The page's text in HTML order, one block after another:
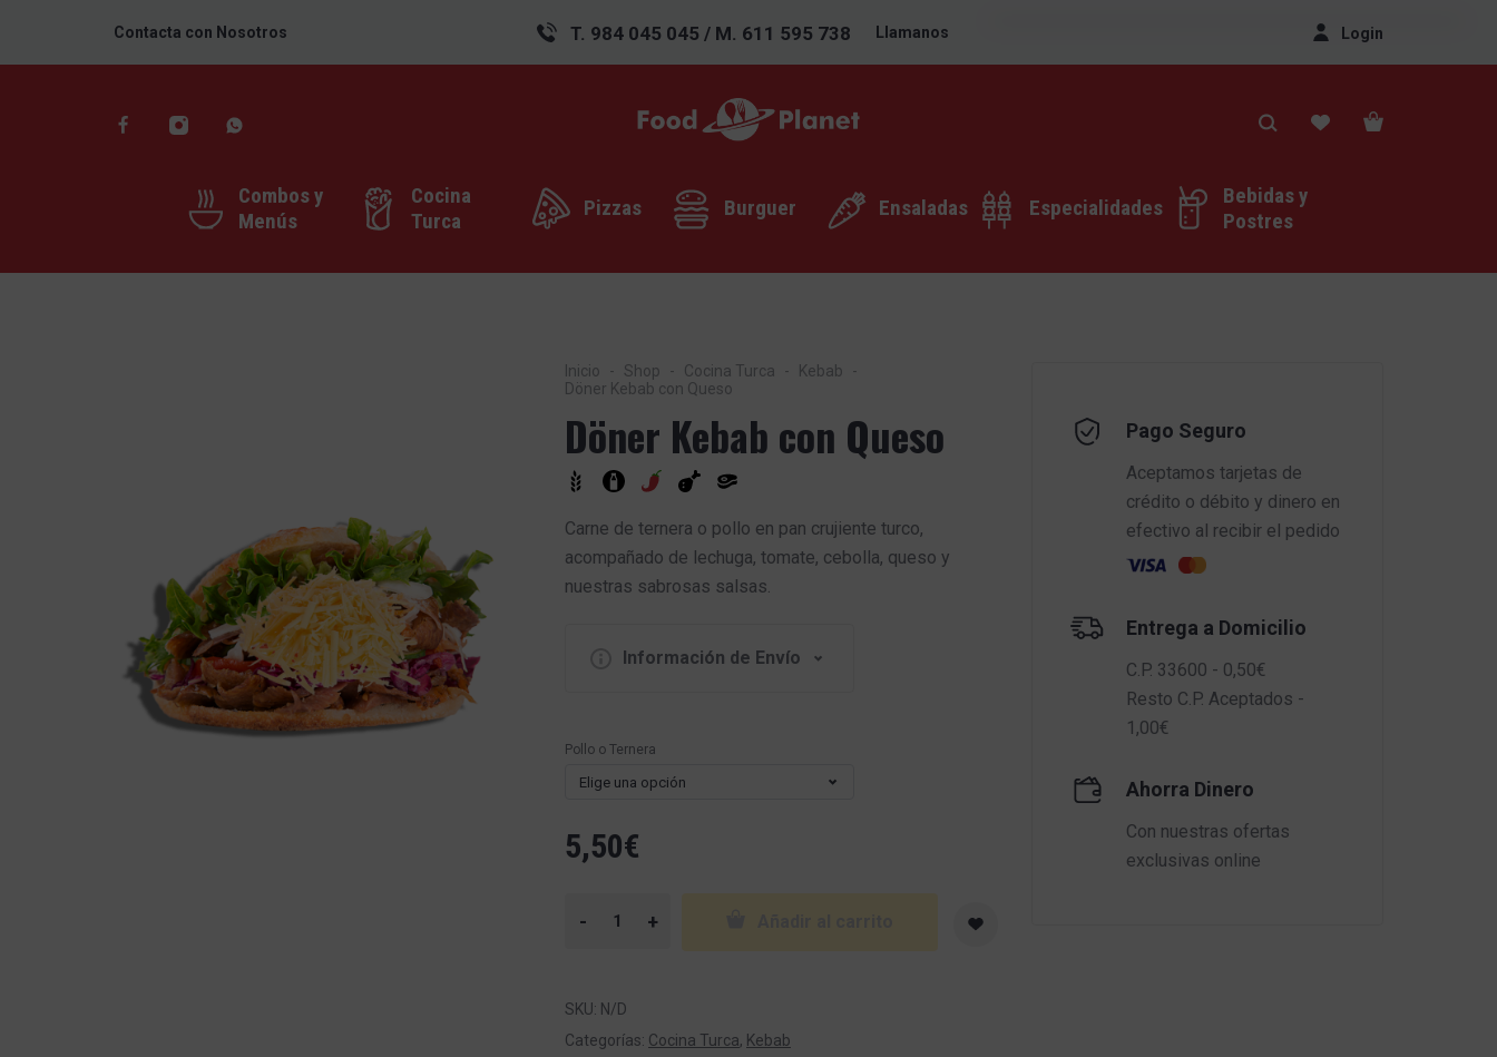
Contacta con Nosotros T. 984 045 045 / M. 611 595 738 Llamanos Login
Combos y
Menús
Cocina
Turca
Pizzas Burguer Ensaladas Especialidades
Bebidas y
Postres
Inicio Shop Cocina Turca
Kebab
Döner Kebab con Queso
Döner Kebab con Queso
Carne de ternera o pollo en pan crujiente turco,
acompañado de lechuga, tomate, cebolla, queso y
nuestras sabrosas salsas.
Información de Envío
Pollo o Ternera
Elige una opción
5,50€
- +
SKU: N/D
Categorías: Cocina Turca, Kebab
Pago Seguro
Aceptamos tarjetas de
crédito o débito y dinero en
efectivo al recibir el pedido
Entrega a Domicilio
C.P. 33600 - 0,50€
Resto C.P. Aceptados -
1,00€
Ahorra Dinero
Con nuestras ofertas
exclusivas online